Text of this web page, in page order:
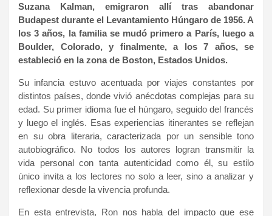
Suzana Kalman, emigraron allí tras abandonar
Budapest durante el Levantamiento Húngaro de 1956. A
los 3 años, la familia se mudó primero a París, luego a
Boulder, Colorado, y finalmente, a los 7 años, se
estableció en la zona de Boston, Estados Unidos.
Su infancia estuvo acentuada por viajes constantes por
distintos países, donde vivió anécdotas complejas para su
edad. Su primer idioma fue el húngaro, seguido del francés
y luego el inglés. Esas experiencias itinerantes se reflejan
en su obra literaria, caracterizada por un sensible tono
autobiográfico. No todos los autores logran transmitir la
vida personal con tanta autenticidad como él, su estilo
único invita a los lectores no solo a leer, sino a analizar y
reflexionar desde la vivencia profunda.
En esta entrevista, Ron nos habla del impacto que ese